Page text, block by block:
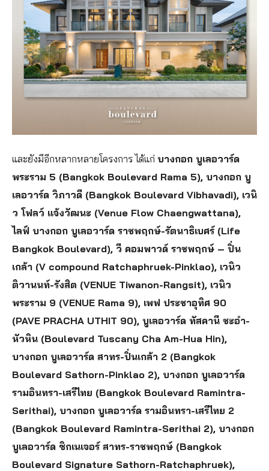
และยังมีอีกหลากหลายโครงการ ได้แก่ บางกอก บูเลอวาร์ด
พระราม 5 (Bangkok Boulevard Rama 5), บางกอก บู
เลอวาร์ด วิภาวดี (Bangkok Boulevard Vibhavadi), เวนิ
ว โฟลว์ แจ้งวัฒนะ (Venue Flow Chaengwattana),
ไลฟ์ บางกอก บูเลอวาร์ด ราชพฤกษ์-รัตนาธิเบศร์ (Life
Bangkok Boulevard), วี คอมพาวด์ ราชพฤกษ์ – ปิ่น
เกล้า (V compound Ratchaphruek-Pinklao), เวนิว
ติวานนท์-รังสิต (VENUE Tiwanon-Rangsit), เวนิว
พระราม 9 (VENUE Rama 9), เพฟ ประชาอุทิศ 90
(PAVE PRACHA UTHIT 90), บูเลอวาร์ด ทัสคานี ชะอำ-
หัวหิน (Boulevard Tuscany Cha Am-Hua Hin),
บางกอก บูเลอวาร์ด สาทร-ปิ่นเกล้า 2 (Bangkok
Boulevard Sathorn-Pinklao 2), บางกอก บูเลอวาร์ด
รามอินทรา-เสรีไทย (Bangkok Boulevard Ramintra-
Serithai), บางกอก บูเลอวาร์ด รามอินทรา-เสรีไทย 2
(Bangkok Boulevard Ramintra-Serithai 2), บางกอก
บูเลอวาร์ด ซิกเนเจอร์ สาทร-ราชพฤกษ์ (Bangkok
Boulevard Signature Sathorn-Ratchaphruek),